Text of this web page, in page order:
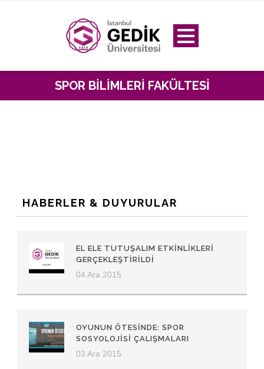
SPOR BILIMLERI FAKÜLTESI
HABERLER & DUYURULAR
EL ELE TUTUŞALIM ETKINLIKLERI
GERÇEKLEŞTIRILDI
04 Ara 2015
OYUNUN ÖTESINDE: SPOR
SOSYOLOJISI ÇALIŞMALARI
03 Ara 2015